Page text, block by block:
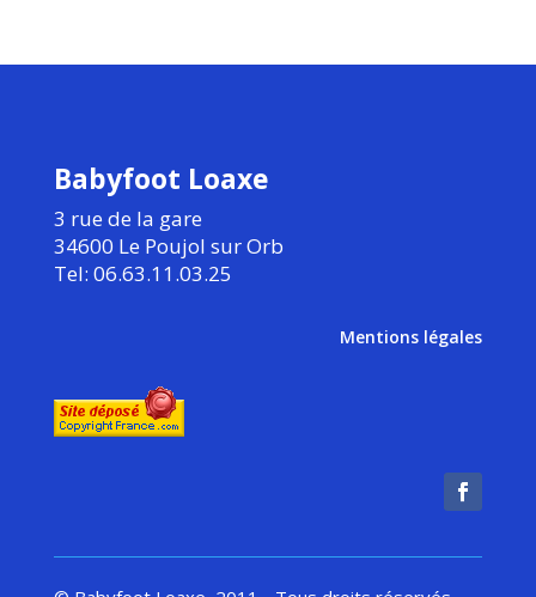
Babyfoot Loaxe
3 rue de la gare
34600 Le Poujol sur Orb
Tel: 06.63.11.03.25
Mentions légales